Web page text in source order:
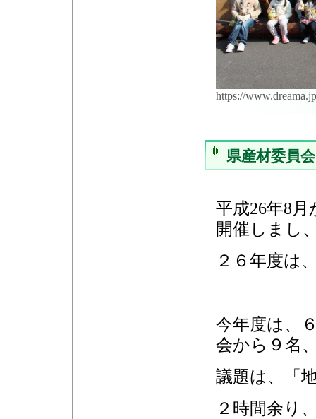
https://
県産材委員
平成26年8
開催しまし
２６年度は
今年度は、
会から９名
議題は、「
２時間余り